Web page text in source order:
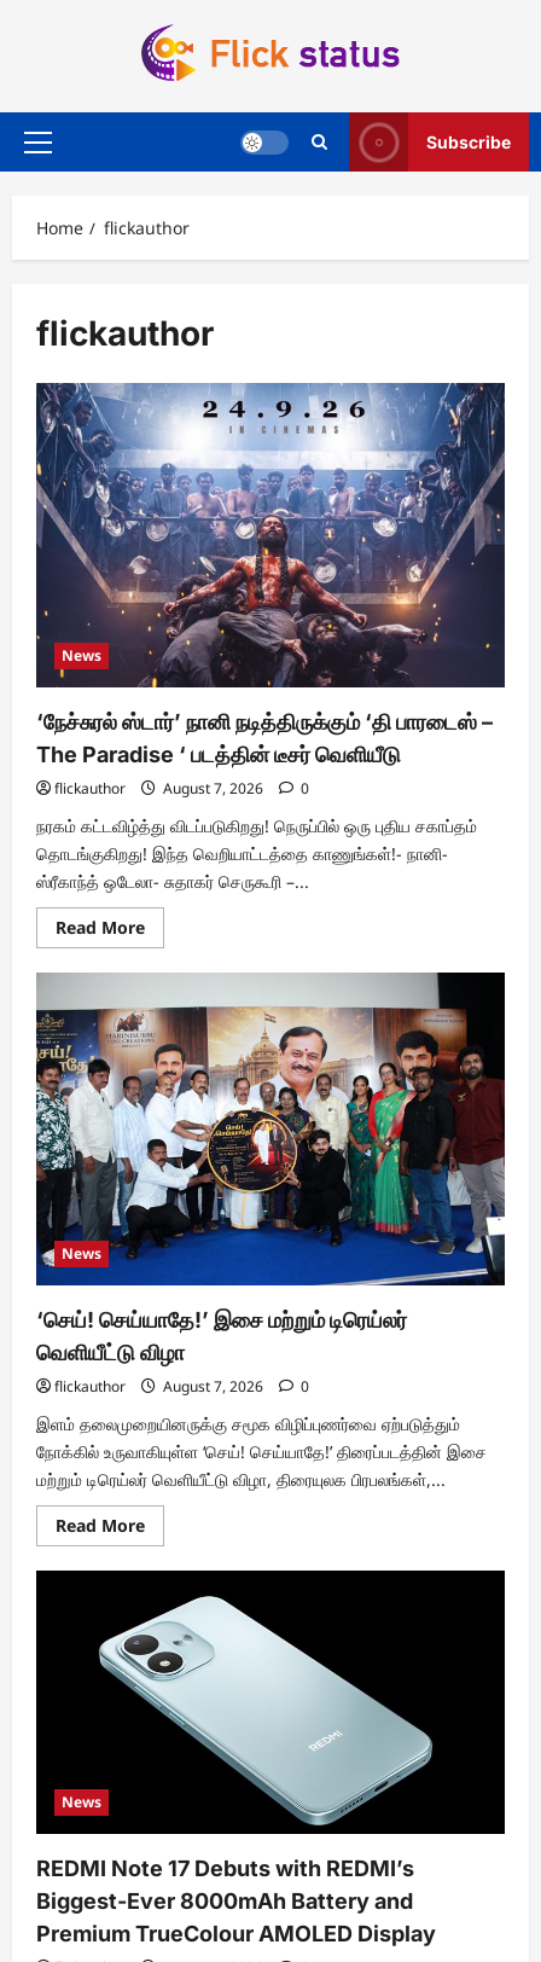
Primary
Subscribe
Home flickauthor
flickauthor
News
‘நேச்சுரல் ஸ்டார்’ நானி நடித்திருக்கும் ‘தி பாரடைஸ் –
The Paradise ‘ படத்தின் டீசர் வெளியீடு
flickauthor August 7, 2026 0
நரகம் கட்டவிழ்த்து விடப்படுகிறது! நெருப்பில் ஒரு புதிய சகாப்தம்
தொடங்குகிறது! இந்த வெறியாட்டத்தை காணுங்கள்!- நானி-
ஸ்ரீகாந்த் ஒடேலா- சுதாகர் செருகூரி –...
Read MoreRead
more
‘நேச்சுரல்
நானி
நடித்திருக்கும்
‘தி
பாரடைஸ்
–
The
Paradise
படத்தின்
டீசர்
வெளியீடு
News
‘செய்! செய்யாதே!’ இசை மற்றும் டிரெய்லர்
வெளியீட்டு விழா
flickauthor August 7, 2026 0
இளம் தலைமுறையினருக்கு சமூக விழிப்புணர்வை ஏற்படுத்தும்
நோக்கில் உருவாகியுள்ள ‘செய்! செய்யாதே!’ திரைப்படத்தின் இசை
மற்றும் டிரெய்லர் வெளியீட்டு விழா, திரையுலக பிரபலங்கள்,...
Read MoreRead
more
‘செய்!
செய்யாதே!’
இசை
மற்றும்
டிரெய்லர்
வெளியீட்டு
விழா
News
REDMI Note 17 Debuts with REDMI’s
Biggest-Ever 8000mAh Battery and
Premium TrueColour AMOLED Display